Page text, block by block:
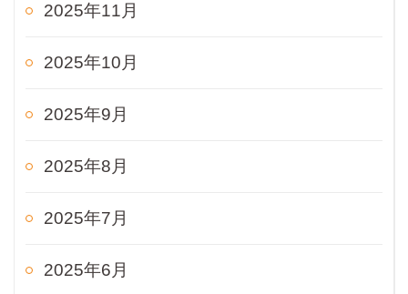
2025年11月
2025年10月
2025年9月
2025年8月
2025年7月
2025年6月